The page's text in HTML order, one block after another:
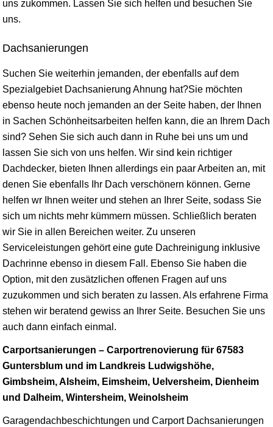
uns zukommen. Lassen Sie sich helfen und besuchen Sie
uns.
Dachsanierungen
Suchen Sie weiterhin jemanden, der ebenfalls auf dem
Spezialgebiet Dachsanierung Ahnung hat?Sie möchten
ebenso heute noch jemanden an der Seite haben, der Ihnen
in Sachen Schönheitsarbeiten helfen kann, die an Ihrem Dach
sind? Sehen Sie sich auch dann in Ruhe bei uns um und
lassen Sie sich von uns helfen. Wir sind kein richtiger
Dachdecker, bieten Ihnen allerdings ein paar Arbeiten an, mit
denen Sie ebenfalls Ihr Dach verschönern können. Gerne
helfen wr Ihnen weiter und stehen an Ihrer Seite, sodass Sie
sich um nichts mehr kümmern müssen. Schließlich beraten
wir Sie in allen Bereichen weiter. Zu unseren
Serviceleistungen gehört eine gute Dachreinigung inklusive
Dachrinne ebenso in diesem Fall. Ebenso Sie haben die
Option, mit den zusätzlichen offenen Fragen auf uns
zuzukommen und sich beraten zu lassen. Als erfahrene Firma
stehen wir beratend gewiss an Ihrer Seite. Besuchen Sie uns
auch dann einfach einmal.
Carportsanierungen – Carportrenovierung für 67583
Guntersblum und im Landkreis Ludwigshöhe,
Gimbsheim, Alsheim, Eimsheim, Uelversheim, Dienheim
und Dalheim, Wintersheim, Weinolsheim
Garagendachbeschichtungen und Carport Dachsanierungen